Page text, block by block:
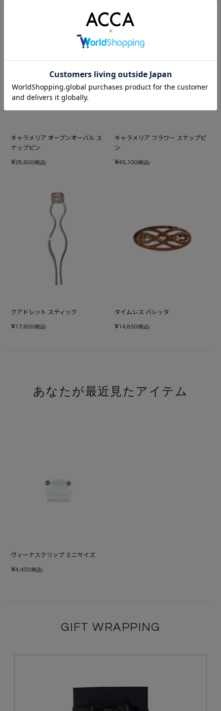
キャラメリア オープンオーバル ス
ナップピン
¥28,600(税込)
キャラメリア フラワー スナップピ
ン
¥45,100(税込)
クアドレット スティック
¥17,600(税込)
タイムレス バレッタ
¥14,850(税込)
あなたが最近見たアイテム
ヴィーナスクリップ ミニサイズ
¥4,400(税込)
GIFT WRAPPING